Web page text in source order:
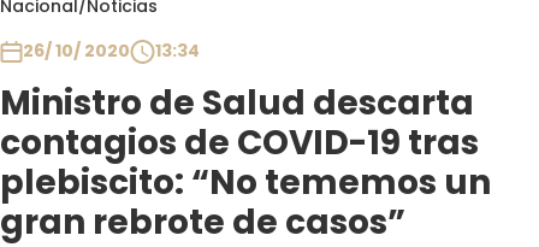
Nacional/Noticias
26/ 10/ 2020
13:34
Ministro de Salud descarta
contagios de COVID-19 tras
plebiscito: “No tememos un
gran rebrote de casos”
Club De La Comedia
Contigo en Directo
Plan Perfecto
El Tiempo
Sabingo
Todos Los Programas